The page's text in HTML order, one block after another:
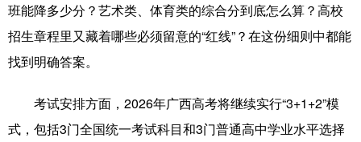
食品 人居 信息化 乡村振兴
溯源中国
悦读 公益 书画 一带一路
班能降多少分？艺术类、体育类的综合分到底怎么算？高校
招生章程里又藏着哪些必须留意的“红线”？在这份细则中都能
找到明确答案。
考试安排方面，2026年广西高考将继续实行“3+1+2”模
式，包括3门全国统一考试科目和3门普通高中学业水平选择